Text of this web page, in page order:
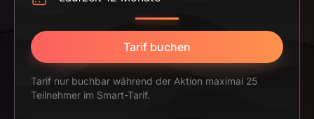
Tarif buchen
Tarif nur buchbar während der Aktion maximal 25
Teilnehmer im Smart-Tarif.